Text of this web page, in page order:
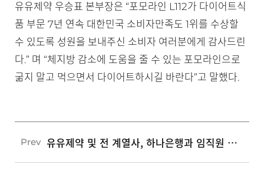
유유제약 우승표 본부장은 “포모라인 L112가 다이어트식
품 부문 7년 연속 대한민국 소비자만족도 1위를 수상할
수 있도록 성원을 보내주신 소비자 여러분에게 감사드린
다.” 며 “체지방 감소에 도움을 줄 수 있는 포모라인으로
굶지 말고 먹으면서 다이어트하시길 바란다”고 말했다.
Prev 유유제약 및 전 계열사, 하나은행과 임직원 전용 상담창구 운영